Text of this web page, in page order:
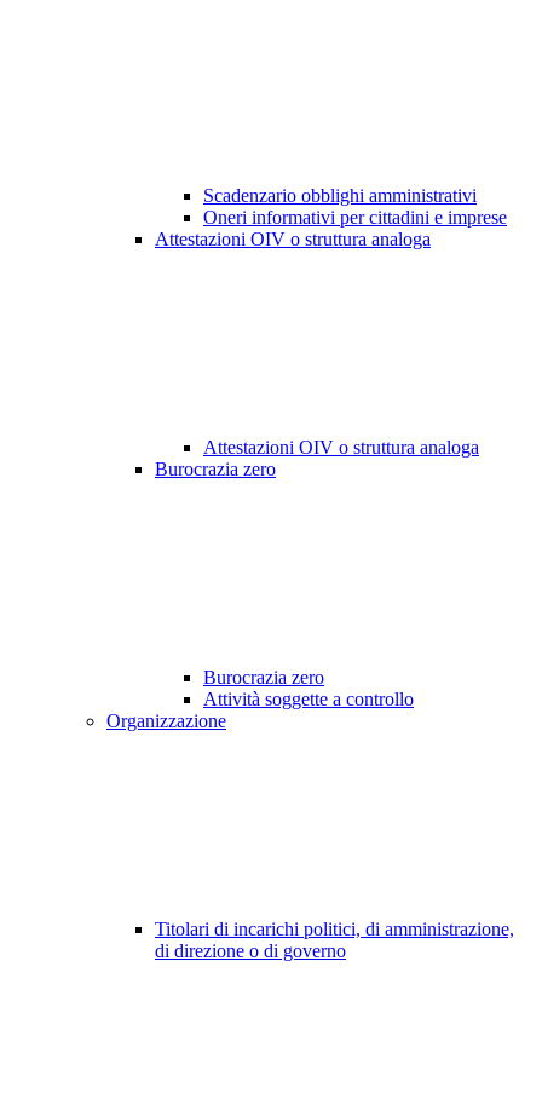
Scadenzario obblighi amministrativi
Oneri informativi per cittadini e imprese
Attestazioni OIV o struttura analoga
Attestazioni OIV o struttura analoga
Burocrazia zero
Burocrazia zero
Attività soggette a controllo
Organizzazione
Titolari di incarichi politici, di amministrazione,
di direzione o di governo